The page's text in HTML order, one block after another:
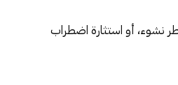
نشوء، أو استثارة اضطراب